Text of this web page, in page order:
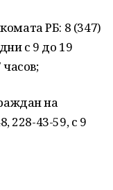
РБ: 8 (347)
с 9 до 19
на
228-43-59, с 9